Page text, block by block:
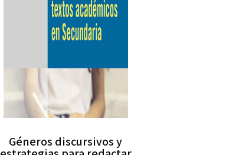
Géneros discursivos y